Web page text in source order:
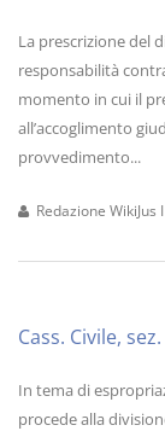
La prescrizione del
responsabilità
momento in cui il
all’accoglimento
provvedimento...
Redazione WikiJus I
Cass. Civile,
In tema di
procede alla